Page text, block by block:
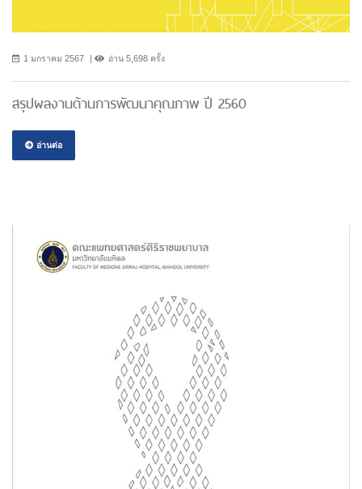
1 มกราคม 2567 อ่าน 5,698 ครั้ง
สรุปผลงานด้านการพัฒนาคุณภาพ ปี 2560
อ่านต่อ